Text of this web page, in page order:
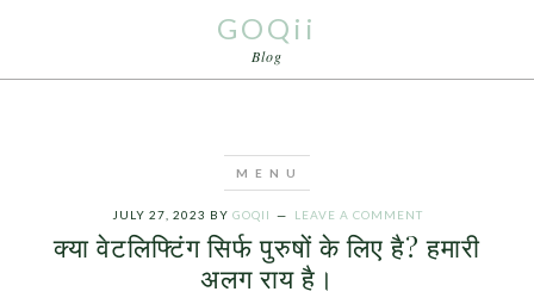
GOQii
Blog
JULY 27, 2023 BY GOQII LEAVE A COMMENT
क्या वेटलिफ्टिंग सिर्फ पुरुषों के लिए है? हमारी
अलग राय है।